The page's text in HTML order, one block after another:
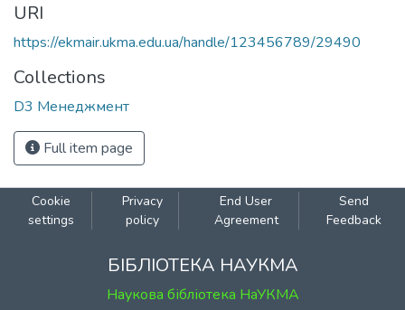
URI
https://ekmair.ukma.edu.ua/handle/123456789/29490
Collections
D3 Менеджмент
Full item page
Cookie
settings
Privacy
policy
End User
Agreement
Send
Feedback
БІБЛІОТЕКА НАУКМА
Наукова бібліотека НаУКМА